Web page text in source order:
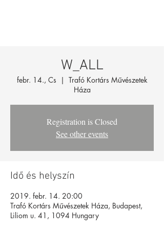
W_ALL
febr. 14., Cs
  |
Trafó Kortárs Művészetek
Háza
Registration is Closed
See other events
Idő és helyszín
2019. febr. 14. 20:00
Trafó Kortárs Művészetek Háza, Budapest,
Liliom u. 41, 1094 Hungary